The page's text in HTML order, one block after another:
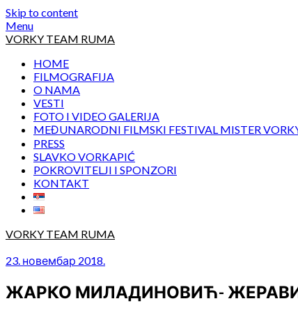
Skip to content
Menu
VORKY TEAM RUMA
HOME
FILMOGRAFIJA
O NAMA
VESTI
FOTO I VIDEO GALERIJA
MEĐUNARODNI FILMSKI FESTIVAL MISTER
PRESS
SLAVKO VORKAPIĆ
POKROVITELJI I SPONZORI
KONTAKT
VORKY TEAM RUMA
23. новембар 2018.
ЖАРКО МИЛАДИНОВИЋ-